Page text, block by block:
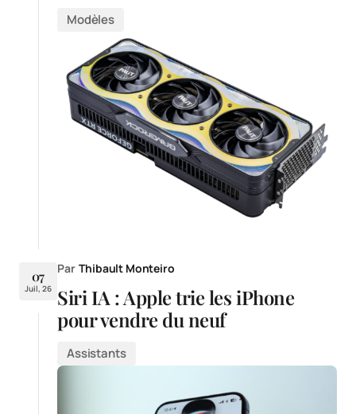
Modèles
07
Juil, 26
Par Thibault Monteiro
Siri IA : Apple trie les iPhone
pour vendre du neuf
Assistants